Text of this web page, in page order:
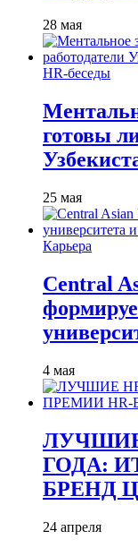
28 мая
HR-беседы
готовы
25 мая
Карьера
Central
4 мая
ЛУЧШИЕ
ГОДА:
БРЕНД
24 апреля